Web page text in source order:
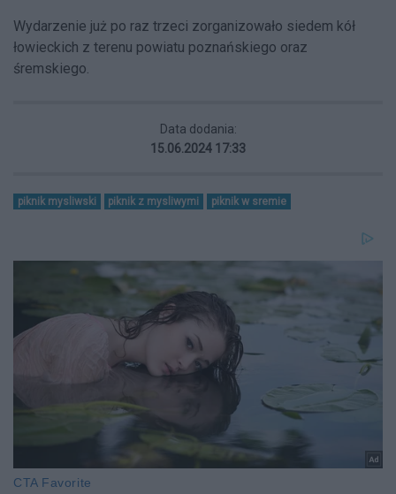
Wydarzenie już po raz trzeci zorganizowało siedem kół
łowieckich z terenu powiatu poznańskiego oraz
śremskiego.
Data dodania:
15.06.2024 17:33
piknik mysliwski piknik z mysliwymi piknik w sremie